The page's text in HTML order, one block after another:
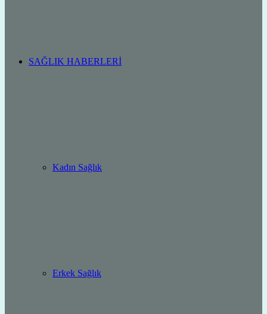
SAĞLIK HABERLERI
Kadın Sağlık
Erkek Sağlık